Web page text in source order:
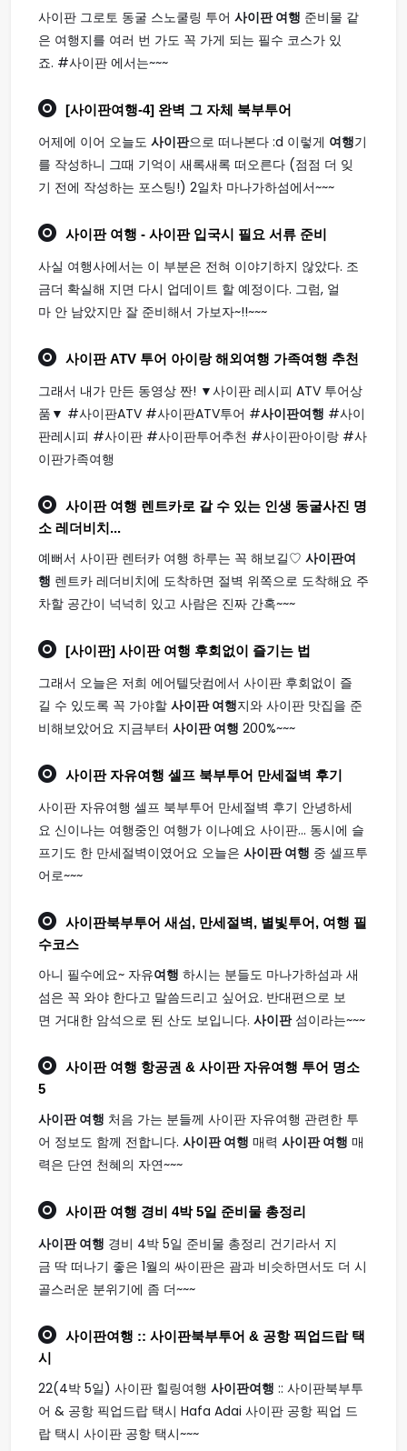
사이판 그로토 동굴 스노쿨링 투어 사이판 여행 준비물 같
은 여행지를 여러 번 가도 꼭 가게 되는 필수 코스가 있
죠. #사이판 에서는~~~
[사이판여행-4] 완벽 그 자체 북부투어
어제에 이어 오늘도 사이판으로 떠나본다 :d 이렇게 여행기
를 작성하니 그때 기억이 새록새록 떠오른다 (점점 더 잊
기 전에 작성하는 포스팅!) 2일차 마나가하섬에서~~~
사이판 여행 - 사이판 입국시 필요 서류 준비
사실 여행사에서는 이 부분은 전혀 이야기하지 않았다. 조
금더 확실해 지면 다시 업데이트 할 예정이다. 그럼, 얼
마 안 남았지만 잘 준비해서 가보자~!!~~~
사이판ATV 투어 아이랑 해외 여행 가족여행 추천
그래서 내가 만든 동영상 짠! ▼사이판 레시피 ATV 투어상
품▼ #사이판ATV #사이판ATV투어 #사이판여행 #사이
판레시피 #사이판 #사이판투어추천 #사이판아이랑 #사
이판가족여행
사이판 여행 렌트카로 갈 수 있는 인생 동굴사진 명
소 레더비치...
예뻐서 사이판 렌터카 여행 하루는 꼭 해보길♡ 사이판여
행 렌트카 레더비치에 도착하면 절벽 위쪽으로 도착해요 주
차할 공간이 넉넉히 있고 사람은 진짜 간혹~~~
[사이판] 사이판 여행 후회없이 즐기는 법
그래서 오늘은 저희 에어텔닷컴에서 사이판 후회없이 즐
길 수 있도록 꼭 가야할 사이판 여행지와 사이판 맛집을 준
비해보았어요 지금부터 사이판 여행 200%~~~
사이판자유여행 셀프 북부투어 만세절벽 후기
사이판 자유여행 셀프 북부투어 만세절벽 후기 안녕하세
요 신이나는 여행중인 여행가 이나예요 사이판... 동시에 슬
프기도 한 만세절벽이였어요 오늘은 사이판 여행 중 셀프투
어로~~~
사이판북부투어 새섬, 만세절벽, 별빛투어, 여행 필
수코스
아니 필수에요~ 자유여행 하시는 분들도 마나가하섬과 새
섬은 꼭 와야 한다고 말씀드리고 싶어요. 반대편으로 보
면 거대한 암석으로 된 산도 보입니다. 사이판섬이라는~~~
사이판 여행 항공권 & 사이판 자유여행 투어 명소
5
사이판 여행 처음 가는 분들께 사이판 자유여행 관련한 투
어 정보도 함께 전합니다. 사이판 여행 매력 사이판 여행 매
력은 단연 천혜의 자연~~~
사이판 여행 경비 4박 5일 준비물 총정리
사이판 여행 경비 4박 5일 준비물 총정리 건기라서 지
금 딱 떠나기 좋은 1월의 싸이판은 괌과 비슷하면서도 더 시
골스러운 분위기에 좀 더~~~
사이판여행 :: 사이판북부투어 & 공항 픽업드랍 택
시
22(4박 5일) 사이판 힐링여행 사이판여행 :: 사이판북부투
어 & 공항 픽업드랍 택시 Hafa Adai 사이판 공항 픽업 드
랍 택시 사이판 공항 택시~~~